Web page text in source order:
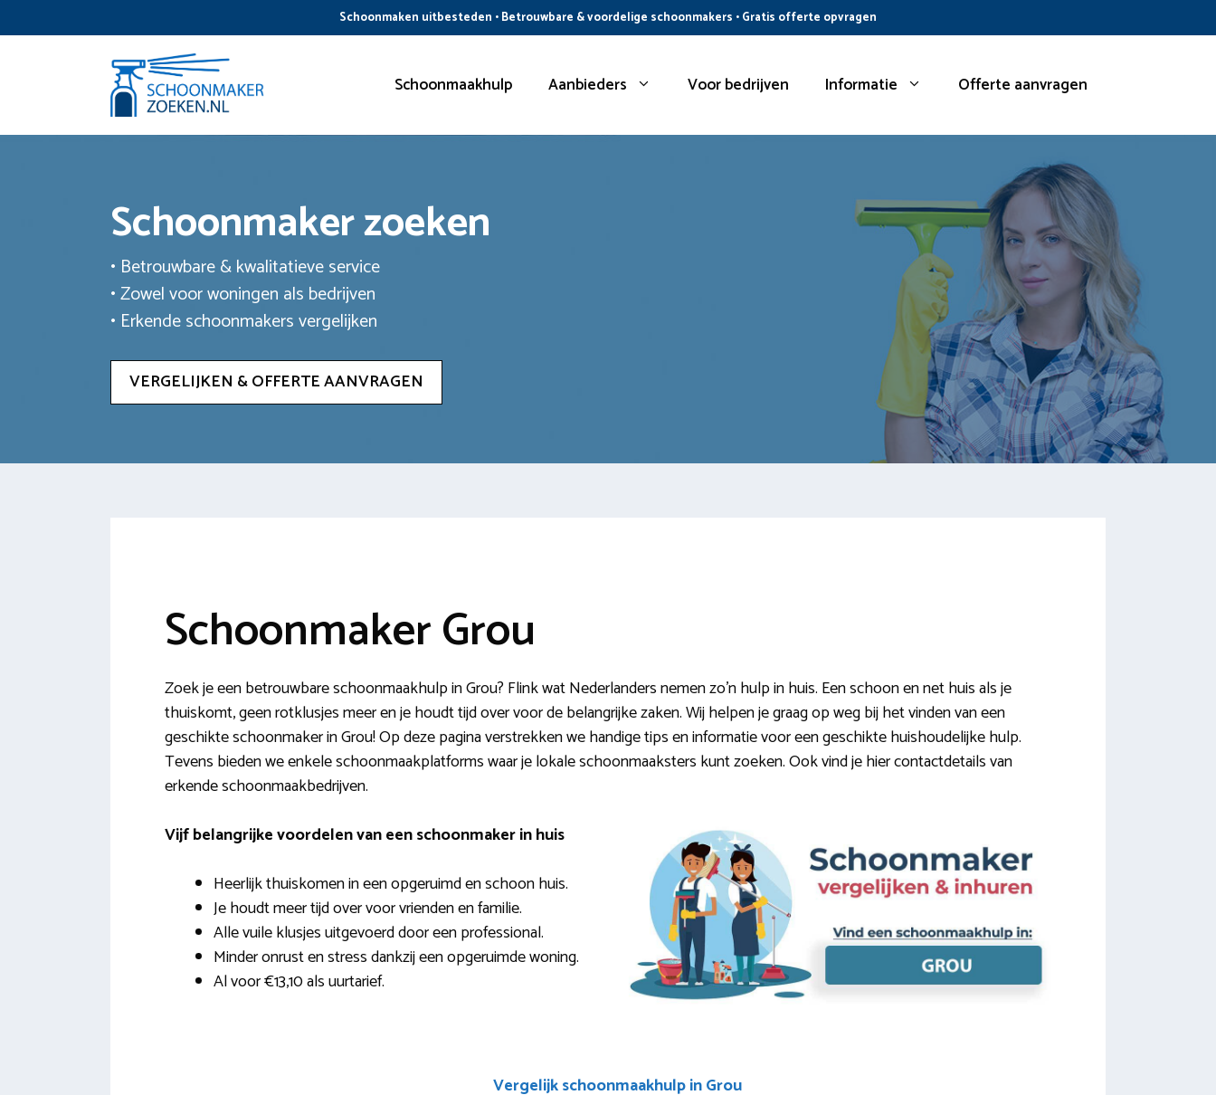
naar
Schoonmaken uitbesteden • Betrouwbare & voordelige schoonmakers • Gratis offerte opvragen
Schoonmaakhulp Aanbieders Voor bedrijven Informatie Offerte aanvragen
Schoonmaker zoeken
• Betrouwbare & kwalitatieve service
• Zowel voor woningen als bedrijven
• Erkende schoonmakers vergelijken
VERGELIJKEN & OFFERTE AANVRAGEN
Schoonmaker Grou
Zoek je een betrouwbare schoonmaakhulp in Grou? Flink wat Nederlanders nemen zo’n hulp in huis. Een schoon en net huis als je
thuiskomt, geen rotklusjes meer en je houdt tijd over voor de belangrijke zaken. Wij helpen je graag op weg bij het vinden van een
geschikte schoonmaker in Grou! Op deze pagina verstrekken we handige tips en informatie voor een geschikte huishoudelijke hulp.
Tevens bieden we enkele schoonmaakplatforms waar je lokale schoonmaaksters kunt zoeken. Ook vind je hier contactdetails van
erkende schoonmaakbedrijven.
Vijf belangrijke voordelen van een schoonmaker in huis
Heerlijk thuiskomen in een opgeruimd en schoon huis.
Je houdt meer tijd over voor vrienden en familie.
Alle vuile klusjes uitgevoerd door een professional.
Minder onrust en stress dankzij een opgeruimde woning.
Al voor €13,10 als uurtarief.
Vergelijk schoonmaakhulp in Grou